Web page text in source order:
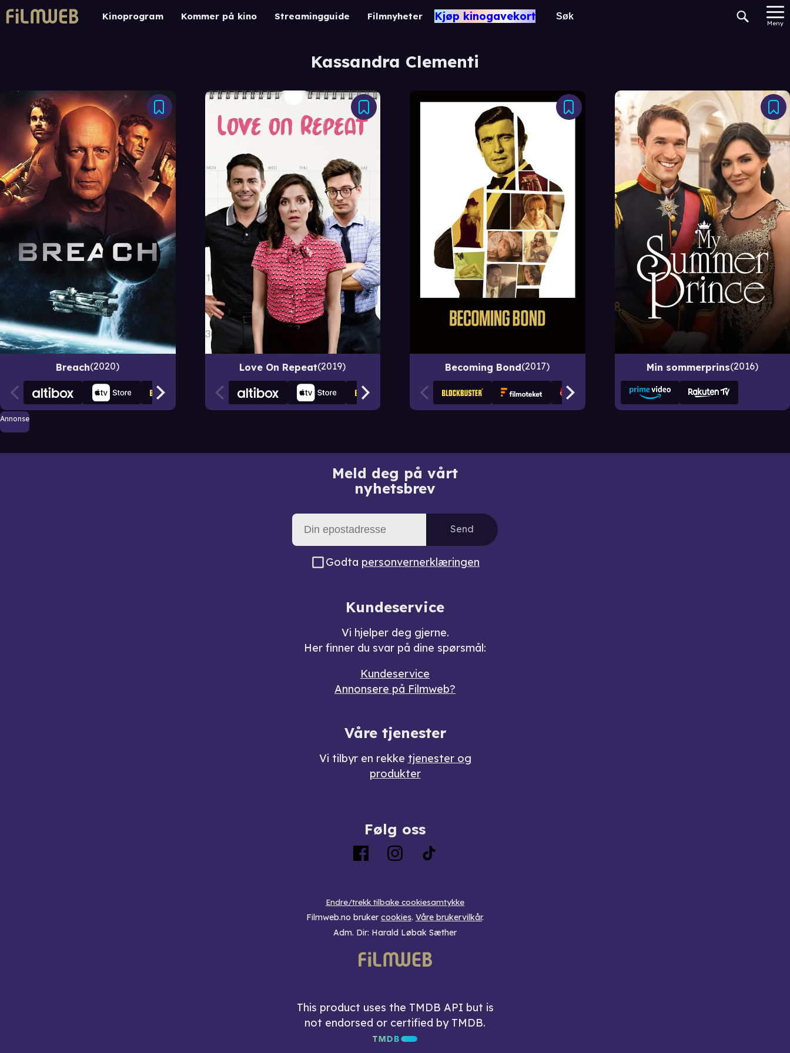
Kinoprogram Kommer på kino Streamingguide Filmnyheter Kjøp kinogavekort
Meny
Kassandra Clementi
Breach 2020 Love On Repeat 2019 Becoming Bond 2017 Min sommerprins 2016
Annonse
Meld deg på vårt
nyhetsbrev
Send
Godta personvernerklæringen
Kundeservice
Vi hjelper deg gjerne.
Her finner du svar på dine spørsmål:
Kundeservice
Annonsere på Filmweb?
Våre tjenester
Vi tilbyr en rekke tjenester og
produkter
Følg oss
Endre/trekk tilbake cookiesamtykke
Filmweb.no bruker cookies. Våre brukervilkår.
Adm. Dir: Harald Løbak Sæther
This product uses the TMDB API but is
not endorsed or certified by TMDB.